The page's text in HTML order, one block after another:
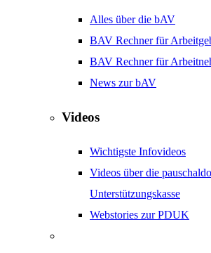
Alles über die bAV
BAV Rechner für
BAV Rechner für
News zur bAV
Videos
Wichtigste Infovideos
Videos über die
Unterstützungskasse
Webstories zur PDUK